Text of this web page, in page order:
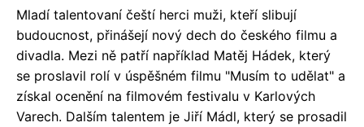
Mladí talentovaní čeští herci muži, kteří slibují
budoucnost, přinášejí nový dech do českého filmu a
divadla. Mezi ně patří například Matěj Hádek, který
se proslavil rolí v úspěšném filmu "Musím to udělat" a
získal ocenění na filmovém festivalu v Karlových
Varech. Dalším talentem je Jiří Mádl, který se prosadil